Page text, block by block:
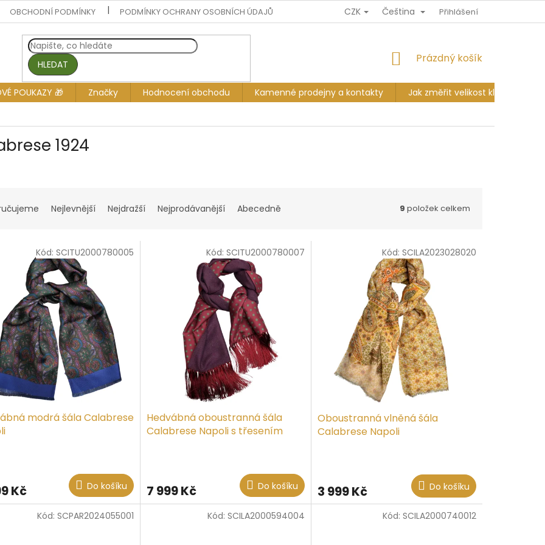
OBCHODNÍ PODMÍNKY PODMÍNKY OCHRANY OSOBNÍCH ÚDAJŮ DOPRAVA A PLATBA VÝMĚNA A VRÁCENÍ
CZK Čeština Přihlášení
HLEDAT
NÁKUPNÍ
Prázdný košík
POUKAZY 🎁 Značky Hodnocení obchodu Kamenné prodejny a kontakty
Jak změřit velikost klobouku?
1924
Nejlevnější Nejdražší Nejprodávanější Abecedně 9 položek celkem
modrá šála Calabrese
Kč Do košíku
Kód: SCITU2000780005
Hedvábná oboustranná šála
Calabrese Napoli s třesením
7 999 Kč Do košíku
Kód: SCITU2000780007
Oboustranná vlněná šála
Calabrese Napoli
3 999 Kč Do košíku
Kód: SCILA2023028020
Kód: SCPAR2024055001 Kód: SCILA2000594004 Kód: SCILA2000740012